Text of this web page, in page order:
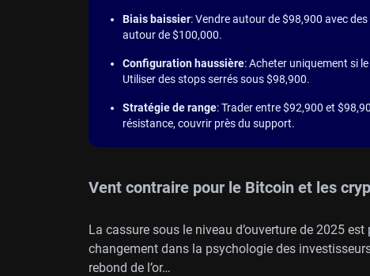
Biais baissier: Vendre autour de $98,900 avec
autour de $100,000.
Configuration haussière: Acheter uniquement si
Utiliser des stops serrés sous $98,900.
Stratégie de range: Trader entre $92,900 et
résistance, couvrir près du support.
Vent contraire pour le Bitcoin et les
La cassure sous le niveau d’ouverture de 2025
changement dans la psychologie des
rebond de l’or…